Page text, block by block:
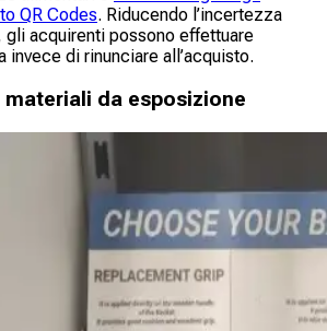
QR Codes. Riducendo l’incertezza
gli acquirenti possono effettuare
invece di rinunciare all’acquisto.
materiali da esposizione